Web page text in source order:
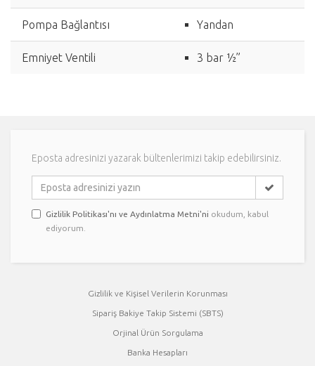
Pompa Bağlantısı Yandan
Emniyet Ventili 3 bar ½”
Eposta adresinizi yazarak bültenlerimizi takip edebilirsiniz.
Gizlilik Politikası'nı ve Aydınlatma Metni'ni okudum, kabul
ediyorum.
Gizlilik ve Kişisel Verilerin Korunması
Sipariş Bakiye Takip Sistemi (SBTS)
Orjinal Ürün Sorgulama
Banka Hesapları